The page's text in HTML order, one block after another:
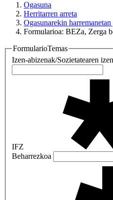
Ogasuna
Herritarren arreta
Ogasunarekin harremanetan
Formularioa: BEZa, Zerga
FormularioTemas
Izen-abizenak/Sozietatearen
IFZ
Beharrezkoa